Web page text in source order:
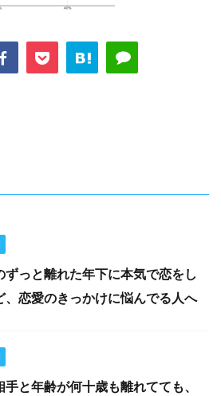
ずっと離れた年下に本気で恋をし
、恋愛のきっかけに悩んでる人へ
手と年齢が何十歳も離れてても、